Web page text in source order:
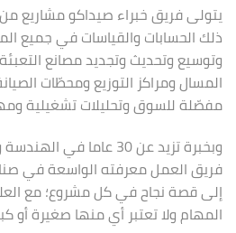
يتولى فريق خبراء صيداكو مشاريع من
ذلك الحسابات والقياسات في جميع
وتوسيع وتحديث وتجديد مصانع
المسال ومراكز التوزيع ومحطّات
مفصّلة للسوق وتحليلات تشغيلية
وبخبرة تزيد عن 30 عاما
فريق العمل معرفته الواسعة في
إلى قصة نجاح في كل مشروع؛ مع
المهام ولا تعتبر أي منها صغيرة أو